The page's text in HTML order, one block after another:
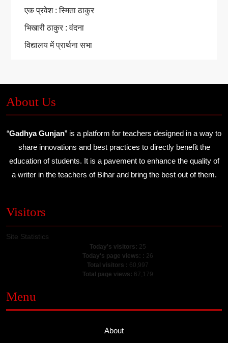
एक प्रवेश : स्मिता ठाकुर
भिखारी ठाकुर : वंदना
विद्यालय में प्रार्थना सभा
About Us
“Gadhya Gunjan” is a platform for teachers designed in a way to
share innovations and best practices to directly benefit the
education of students. It is a pavement to enhance the quality of
a writer in the teachers of Bihar and bring the best out of them.
Visitors
Site Statistics
Today's visitors: 25
Today's page views: : 26
Total visitors : 60,997
Total page views: 67,179
Menu
About